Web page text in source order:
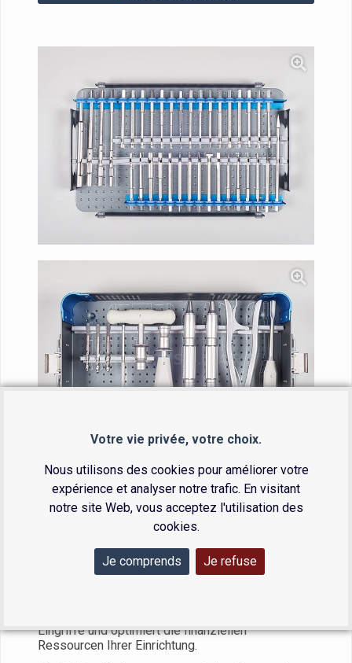
Votre vie privée, votre choix.
Nous utilisons des cookies pour améliorer votre
expérience et analyser notre trafic. En visitant
notre site Web, vous acceptez l'utilisation des
cookies.
Je comprends Je refuse
Mit der Wahl unseres Implantat-Extraktionskits
profitieren Sie nicht nur von einem
unverzichtbaren Werkzeug für Ihre Verfahren,
sondern auch von einer kosteneffektiven Lösung.
Notwendigkeit, mehrere spezifische Kits für jeden
Hersteller zu erwerben und zu verwalten, und
Eingriffe und optimiert die finanziellen
Ressourcen Ihrer Einrichtung.